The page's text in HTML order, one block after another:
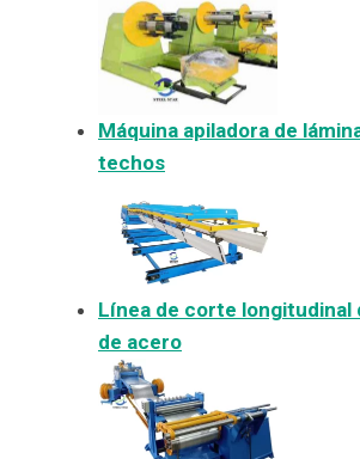
Máquina apiladora de
techos
Línea de corte longitudinal
de acero